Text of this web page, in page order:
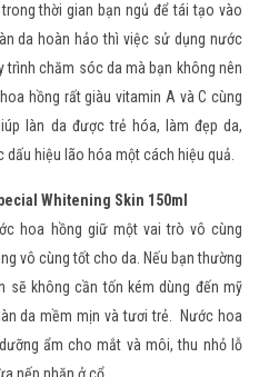
thời gian bạn ngủ để tái tạo vào
da hoàn hảo thì việc sử dụng nước
trình chăm sóc da mà bạn không nên
hồng rất giàu vitamin A và C cùng
làn da được trẻ hóa, làm đẹp da,
hiệu lão hóa một cách hiệu quả.
Whitening Skin 150ml
hoa hồng giữ một vai trò vô cùng
vô cùng tốt cho da. Nếu bạn thường
sẽ không cần tốn kém dùng đến mỹ
da mềm mịn và tươi trẻ. Nước hoa
ẩm cho mắt và môi, thu nhỏ lỗ